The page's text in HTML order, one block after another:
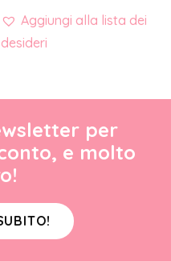
Aggiungi alla lista dei
desideri
per
e molto